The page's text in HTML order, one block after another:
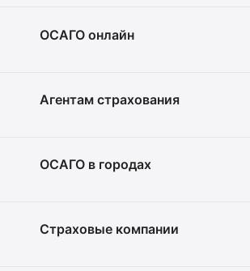
ОСАГО онлайн
Агентам страхования
ОСАГО в городах
Страховые компании